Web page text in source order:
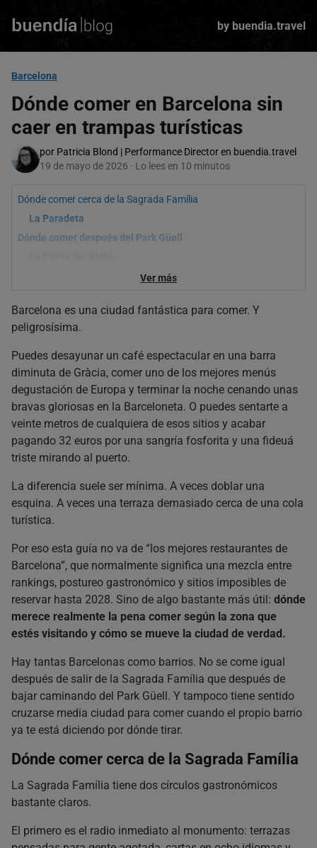
by buendia.travel
Barcelona
Dónde comer en Barcelona sin
caer en trampas turísticas
por Patricia Blond | Performance Director en buendia.travel
19 de mayo de 2026 · Lo lees en 10 minutos
Dónde comer cerca de la Sagrada Família
La Paradeta
Dónde comer después del Park Güell
Dónde comer en el Barrio Gótico sin acabar cenando al lado de
Bar Cañete
Comer en los mercados de Barcelona
Mercat de Santa Caterina
Dónde comer en el Eixample
Flash Flash
Mont Bar
Dónde comer en la Barceloneta sin pedir una paella mediocre
frente al paseo marítimo
Bocagrande
Disfrutar
Cocina Hermanos Torres
Preguntas frecuentes sobre dónde comer en Barcelona
¿Cuál es la mejor zona para comer?
¿Hace falta reservar?
¿Cuál es el error más típico al elegir restaurante?
¿Cómo organizar bien las comidas durante una visita?
Ver más
Barcelona es una ciudad fantástica para comer. Y
peligrosísima.
Puedes desayunar un café espectacular en una barra
diminuta de Gràcia, comer uno de los mejores menús
degustación de Europa y terminar la noche cenando unas
bravas gloriosas en la Barceloneta. O puedes sentarte a
veinte metros de cualquiera de esos sitios y acabar
pagando 32 euros por una sangría fosforita y una fideuá
triste mirando al puerto.
La diferencia suele ser mínima. A veces doblar una
esquina. A veces una terraza demasiado cerca de una cola
turística.
Por eso esta guía no va de “los mejores restaurantes de
Barcelona”, que normalmente significa una mezcla entre
rankings, postureo gastronómico y sitios imposibles de
reservar hasta 2028. Sino de algo bastante más útil: dónde
merece realmente la pena comer según la zona que
estés visitando y cómo se mueve la ciudad de verdad.
Hay tantas Barcelonas como barrios. No se come igual
después de salir de la Sagrada Família que después de
bajar caminando del Park Güell. Y tampoco tiene sentido
cruzarse media ciudad para comer cuando el propio barrio
ya te está diciendo por dónde tirar.
Dónde comer cerca de la Sagrada Família
La Sagrada Família tiene dos círculos gastronómicos
bastante claros.
El primero es el radio inmediato al monumento: terrazas